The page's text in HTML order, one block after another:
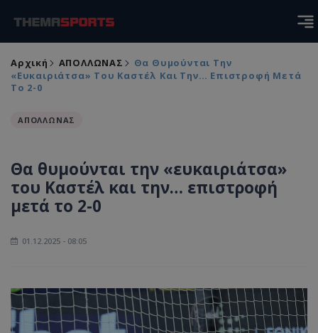
Αρχική ΑΠΟΛΛΩΝΑΣ
Θα Θυμούνται Την
«ευκαιριάτσα» Του Καστέλ Και Την… Επιστροφή Μετά
Το 2-0
ΑΠΟΛΛΩΝΑΣ
Θα θυμούνται την «ευκαιριάτσα»
του Καστέλ και την… επιστροφή
μετά το 2-0
01.12.2025 - 08:05